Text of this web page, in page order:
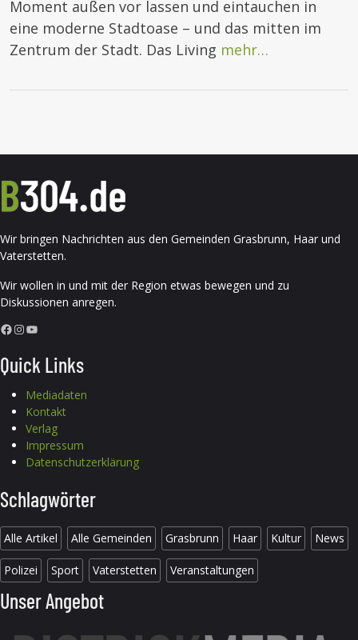
Moment außen vor lassen und eintauchen in
eine moderne Stadtoase – und das mitten im
Zentrum der Stadt. Das Living mehr…
Wir bringen Nachrichten aus den Gemeinden Grasbrunn, Haar und
Vaterstetten.
Wir wollen in und mit der Region etwas bewegen und zu
Diskussionen anregen.
Facebook InstagramYouTube
Quick Links
Mediadaten
Kontakt
Verlag
Impressum
Datenschutzerklärung
Schlagwörter
Alle Artikel Alle Gemeinden Grasbrunn Haar Kultur News
Polizei Sport Vaterstetten Veranstaltungen
Unser Angebot